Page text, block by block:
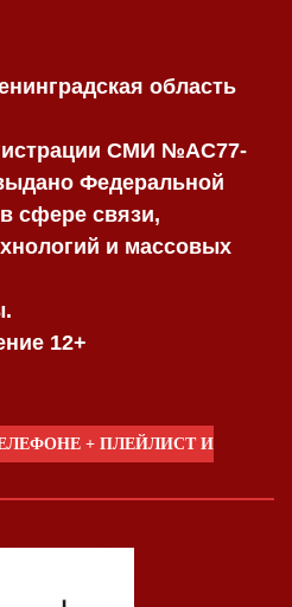
область
СМИ №AC77-
Федеральной
сфере связи,
и массовых
12+
+ ПЛЕЙЛИСТ И